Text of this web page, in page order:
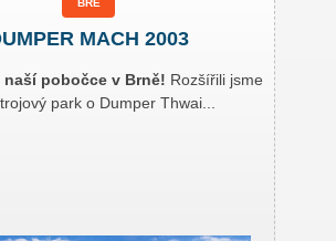
MACH 2003
naší pobočce v Brně! Rozšířili jsme
park o Dumper Thwai...